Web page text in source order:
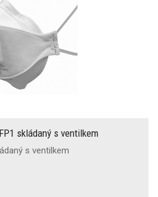
skládaný s ventilkem
s ventilkem